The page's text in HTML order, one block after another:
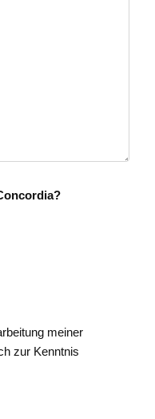
meiner
zur Kenntnis